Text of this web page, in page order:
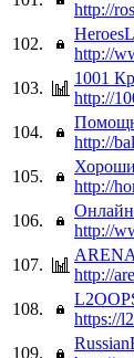
http://
102.
http://
103.
1001
http://
104.
http://
105.
http://
106.
Онлайн
http://
107.
ARENA
http://
108.
https://
109.